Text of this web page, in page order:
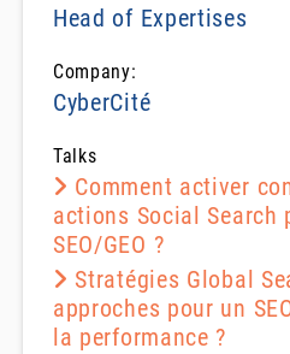
Head of Expertises
Company:
CyberCité
Talks
Comment activer
actions Social Search
SEO/GEO ?
Stratégies Global
approches pour un
la performance ?